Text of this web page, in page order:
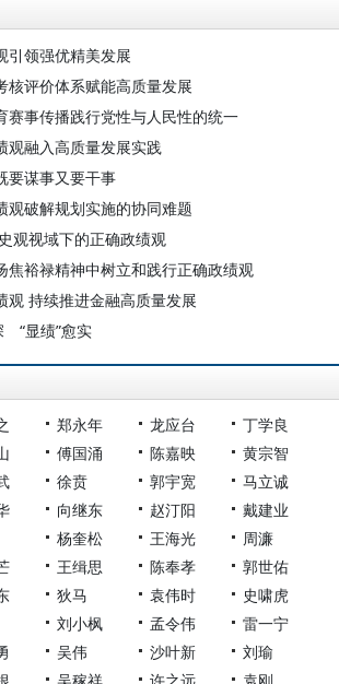
引领强优精美发展
核评价体系赋能高质量发展
赛事传播践行党性与人民性的统一
观融入高质量发展实践
要谋事又要干事
观破解规划实施的协同难题
观视域下的正确政绩观
焦裕禄精神中树立和践行正确政绩观
观 持续推进金融高质量发展
“显绩”愈实
郑永年 龙应台
丁学良
傅国涌 陈嘉映
黄宗智
徐贲 郭宇宽
马立诚
向继东 赵汀阳
戴建业
杨奎松 王海光
周濂
王缉思 陈奉孝
郭世佑
狄马 袁伟时
史啸虎
刘小枫 孟令伟
雷一宁
吴伟 沙叶新
刘瑜